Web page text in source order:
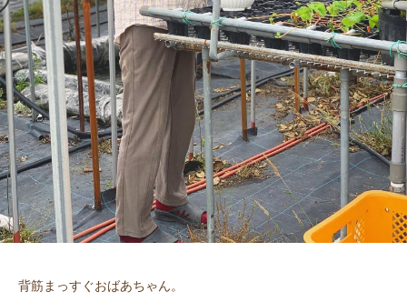
背筋まっすぐおばあちゃん。